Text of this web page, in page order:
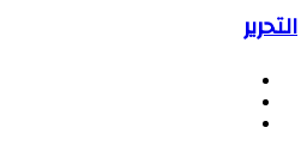
التحرير